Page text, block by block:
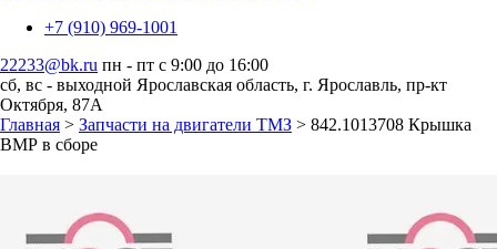
+7 (910) 969-1001
22233@bk.ru пн - пт с 9:00 до 16:00
сб, вс - выходной Ярославская область, г. Ярославль, пр-кт
Октября, 87А
Главная > Запчасти на двигатели ТМЗ > 842.1013708 Крышка
ВМР в сборе